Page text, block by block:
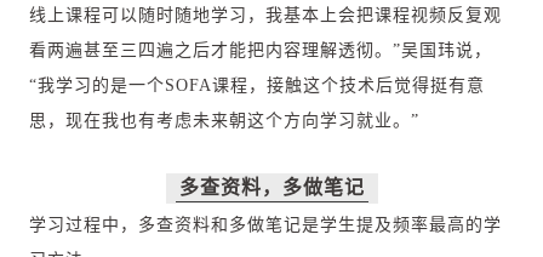
线上课程可以随时随地学习，我基本上会把课程视频反复观
看两遍甚至三四遍之后才能把内容理解透彻。”吴国玮说，
“我学习的是一个SOFA课程，接触这个技术后觉得挺有意
思，现在我也有考虑未来朝这个方向学习就业。”
多查资料，多做笔记
学习过程中，多查资料和多做笔记是学生提及频率最高的学